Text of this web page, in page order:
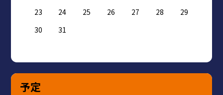
23
24 25 26 27 28
29
30
31
予定